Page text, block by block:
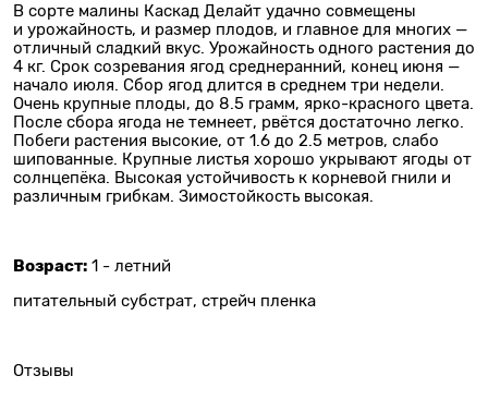
В сорте малины Каскад Делайт удачно совмещены
и урожайность, и размер плодов, и главное для многих —
отличный сладкий вкус. Урожайность одного растения до
4 кг. Срок созревания ягод среднеранний, конец июня —
начало июля. Сбор ягод длится в среднем три недели.
Очень крупные плоды, до 8.5 грамм, ярко-красного цвета.
После сбора ягода не темнеет, рвётся достаточно легко.
Побеги растения высокие, от 1.6 до 2.5 метров, слабо
шипованные. Крупные листья хорошо укрывают ягоды от
солнцепёка. Высокая устойчивость к корневой гнили и
различным грибкам. Зимостойкость высокая.
Возраст: 1 - летний
питательный субстрат, стрейч пленка
Отзывы